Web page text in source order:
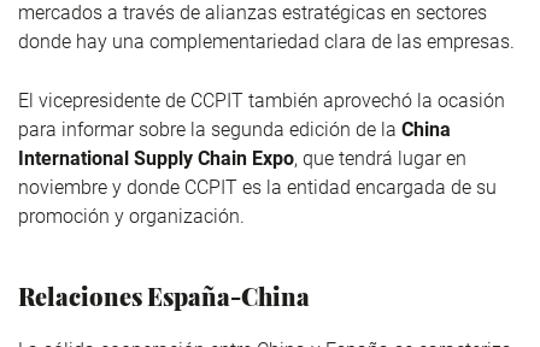
mercados a través de alianzas estratégicas en sectores
donde hay una complementariedad clara de las empresas.
El vicepresidente de CCPIT también aprovechó la ocasión
para informar sobre la segunda edición de la China
International Supply Chain Expo, que tendrá lugar en
noviembre y donde CCPIT es la entidad encargada de su
promoción y organización.
Relaciones España-China